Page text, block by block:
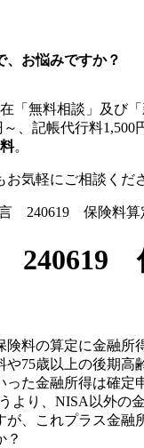
、お悩みですか？
「無料相談」及び
～、記帳代行料1,500
。
気軽にご相談くだ
240619 保険料算
料の算定に金融所
75歳以上の後期高
た金融所得は確定
り、NISA以外の
、これプラス金融
？